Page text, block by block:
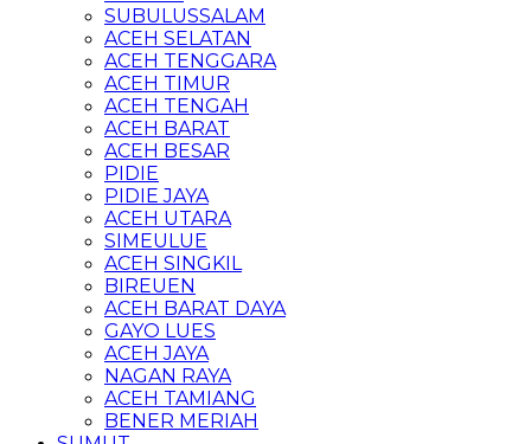
SUBULUSSALAM
ACEH SELATAN
ACEH TENGGARA
ACEH TIMUR
ACEH TENGAH
ACEH BARAT
ACEH BESAR
PIDIE
PIDIE JAYA
ACEH UTARA
SIMEULUE
ACEH SINGKIL
BIREUEN
ACEH BARAT DAYA
GAYO LUES
ACEH JAYA
NAGAN RAYA
ACEH TAMIANG
BENER MERIAH